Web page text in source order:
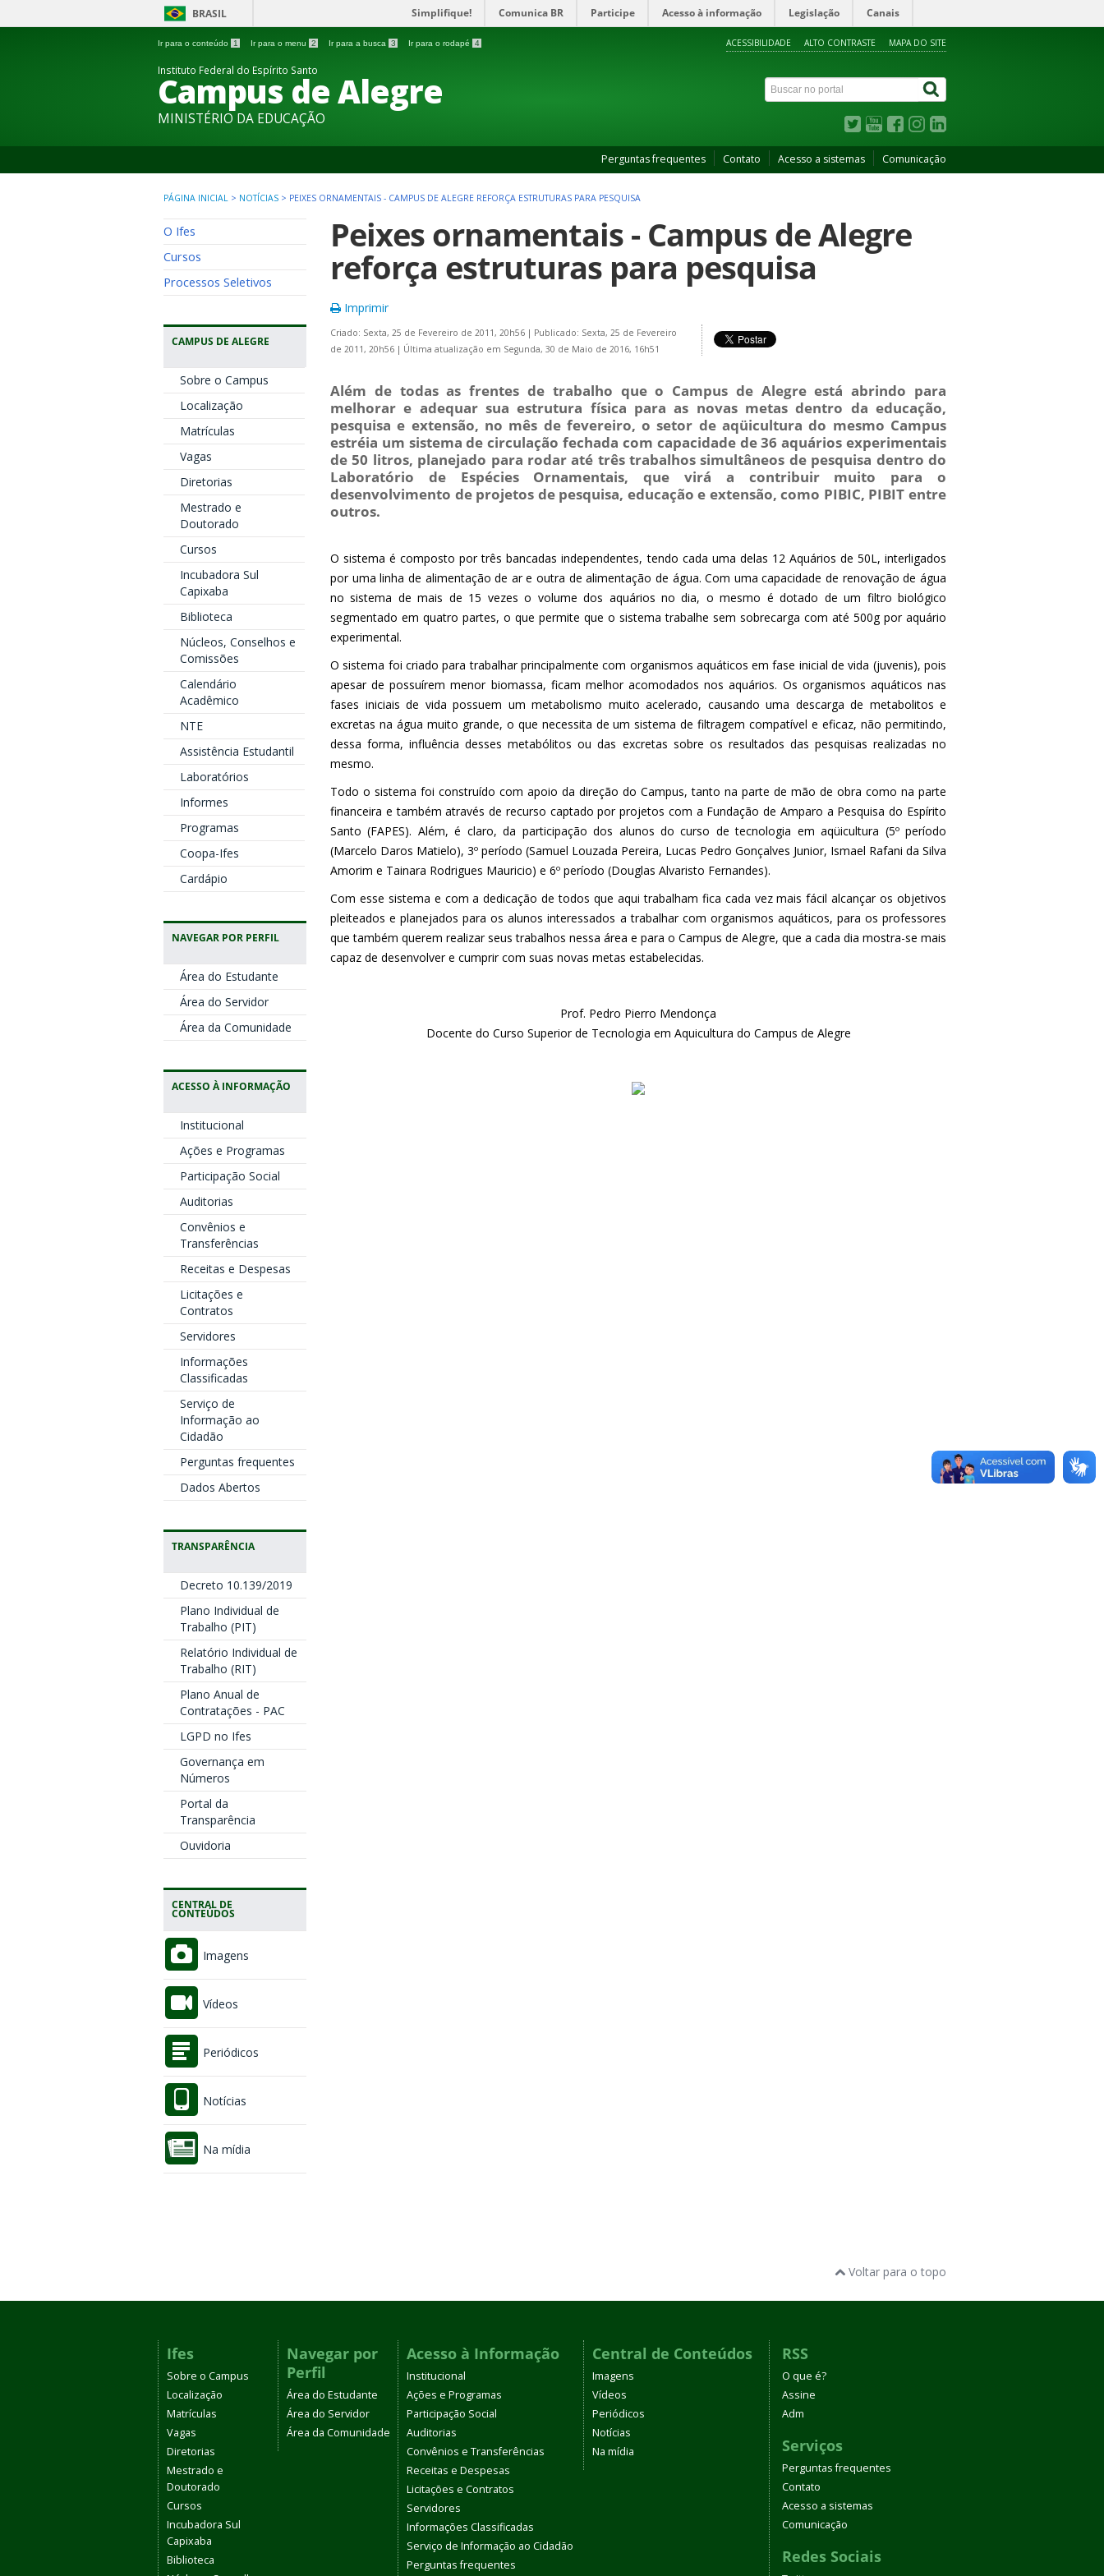
BRASIL Simplifique! Comunica BR Participe Acesso à informação Legislação Canais
Ir para o conteúdo 1 Ir para o menu 2 Ir para a busca 3 Ir para o rodapé 4 ACESSIBILIDADE ALTO CONTRASTE MAPA DO SITE
Instituto Federal do Espírito Santo
Campus de Alegre
MINISTÉRIO DA EDUCAÇÃO
Perguntas frequentes Contato Acesso a sistemas Comunicação
PÁGINA INICIAL > NOTÍCIAS > PEIXES ORNAMENTAIS - CAMPUS DE ALEGRE REFORÇA ESTRUTURAS PARA PESQUISA
O Ifes
Cursos
Processos Seletivos
CAMPUS DE ALEGRE
Sobre o Campus
Localização
Matrículas
Vagas
Diretorias
Mestrado e
Doutorado
Cursos
Incubadora Sul
Capixaba
Biblioteca
Núcleos, Conselhos e
Comissões
Calendário
Acadêmico
NTE
Assistência Estudantil
Laboratórios
Informes
Programas
Coopa-Ifes
Cardápio
NAVEGAR POR PERFIL
Área do Estudante
Área do Servidor
Área da Comunidade
ACESSO À INFORMAÇÃO
Institucional
Ações e Programas
Participação Social
Auditorias
Convênios e
Transferências
Receitas e Despesas
Licitações e
Contratos
Servidores
Informações
Classificadas
Serviço de
Informação ao
Cidadão
Perguntas frequentes
Dados Abertos
TRANSPARÊNCIA
Decreto 10.139/2019
Plano Individual de
Trabalho (PIT)
Relatório Individual de
Trabalho (RIT)
Plano Anual de
Contratações - PAC
LGPD no Ifes
Governança em
Números
Portal da
Transparência
Ouvidoria
CENTRAL DE
CONTEÚDOS
Imagens
Vídeos
Periódicos
Notícias
Na mídia
Peixes ornamentais - Campus de Alegre
reforça estruturas para pesquisa
Imprimir
Criado: Sexta, 25 de Fevereiro de 2011, 20h56 | Publicado: Sexta, 25 de Fevereiro
de 2011, 20h56 | Última atualização em Segunda, 30 de Maio de 2016, 16h51
Além de todas as frentes de trabalho que o Campus de Alegre está abrindo para
melhorar e adequar sua estrutura física para as novas metas dentro da educação,
pesquisa e extensão, no mês de fevereiro, o setor de aqüicultura do mesmo Campus
estréia um sistema de circulação fechada com capacidade de 36 aquários experimentais
de 50 litros, planejado para rodar até três trabalhos simultâneos de pesquisa dentro do
Laboratório de Espécies Ornamentais, que virá a contribuir muito para o
desenvolvimento de projetos de pesquisa, educação e extensão, como PIBIC, PIBIT entre
outros.
O sistema é composto por três bancadas independentes, tendo cada uma delas 12 Aquários de 50L, interligados
por uma linha de alimentação de ar e outra de alimentação de água. Com uma capacidade de renovação de água
no sistema de mais de 15 vezes o volume dos aquários no dia, o mesmo é dotado de um filtro biológico
segmentado em quatro partes, o que permite que o sistema trabalhe sem sobrecarga com até 500g por aquário
experimental.
O sistema foi criado para trabalhar principalmente com organismos aquáticos em fase inicial de vida (juvenis), pois
apesar de possuírem menor biomassa, ficam melhor acomodados nos aquários. Os organismos aquáticos nas
fases iniciais de vida possuem um metabolismo muito acelerado, causando uma descarga de metabolitos e
excretas na água muito grande, o que necessita de um sistema de filtragem compatível e eficaz, não permitindo,
dessa forma, influência desses metabólitos ou das excretas sobre os resultados das pesquisas realizadas no
mesmo.
Todo o sistema foi construído com apoio da direção do Campus, tanto na parte de mão de obra como na parte
financeira e também através de recurso captado por projetos com a Fundação de Amparo a Pesquisa do Espírito
Santo (FAPES). Além, é claro, da participação dos alunos do curso de tecnologia em aqüicultura (5º período
(Marcelo Daros Matielo), 3º período (Samuel Louzada Pereira, Lucas Pedro Gonçalves Junior, Ismael Rafani da Silva
Amorim e Tainara Rodrigues Mauricio) e 6º período (Douglas Alvaristo Fernandes).
Com esse sistema e com a dedicação de todos que aqui trabalham fica cada vez mais fácil alcançar os objetivos
pleiteados e planejados para os alunos interessados a trabalhar com organismos aquáticos, para os professores
que também querem realizar seus trabalhos nessa área e para o Campus de Alegre, que a cada dia mostra-se mais
capaz de desenvolver e cumprir com suas novas metas estabelecidas.
Prof. Pedro Pierro Mendonça
Docente do Curso Superior de Tecnologia em Aquicultura do Campus de Alegre
Voltar para o topo
Ifes
Sobre o Campus
Localização
Matrículas
Vagas
Diretorias
Mestrado e
Doutorado
Cursos
Incubadora Sul
Capixaba
Biblioteca
Navegar por
Perfil
Área do Estudante
Área do Servidor
Área da Comunidade
Acesso à Informação
Institucional
Ações e Programas
Participação Social
Auditorias
Convênios e Transferências
Receitas e Despesas
Licitações e Contratos
Servidores
Informações Classificadas
Serviço de Informação ao Cidadão
Perguntas frequentes
Central de Conteúdos
Imagens
Vídeos
Periódicos
Notícias
Na mídia
RSS
O que é?
Assine
Adm
Serviços
Perguntas frequentes
Contato
Acesso a sistemas
Comunicação
Redes Sociais